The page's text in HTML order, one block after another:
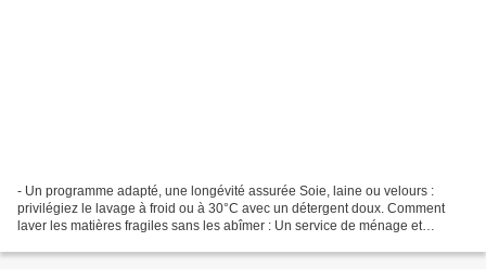
- Un programme adapté, une longévité assurée Soie, laine ou velours :
privilégiez le lavage à froid ou à 30°C avec un détergent doux. Comment
laver les matières fragiles sans les abîmer : Un service de ménage et